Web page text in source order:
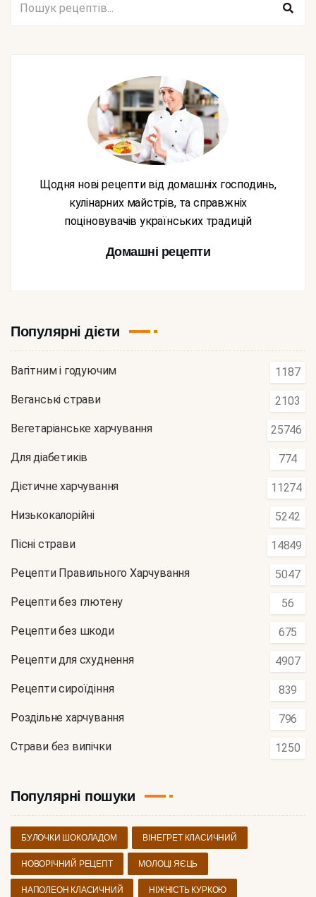
Щодня нові рецепти від домашніх господинь,
кулінарних майстрів, та справжніх
поціновувачів українських традицій
Домашні рецепти
Популярні дієти
Вагітним і годуючим 1187
Веганські страви 2103
Вегетаріанське харчування 25746
Для діабетиків 774
Дієтичне харчування 11274
Низькокалорійні 5242
Пісні страви 14849
Рецепти Правильного Харчування 5047
Рецепти без глютену 56
Рецепти без шкоди 675
Рецепти для схуднення 4907
Рецепти сироїдіння 839
Роздільне харчування 796
Страви без випічки 1250
Популярні пошуки
БУЛОЧКИ ШОКОЛАДОМ ВІНЕГРЕТ КЛАСИЧНИЙ
НОВОРІЧНИЙ РЕЦЕПТ МОЛОЦІ ЯЄЦЬ
НАПОЛЕОН КЛАСИЧНИЙ НІЖНІСТЬ КУРКОЮ